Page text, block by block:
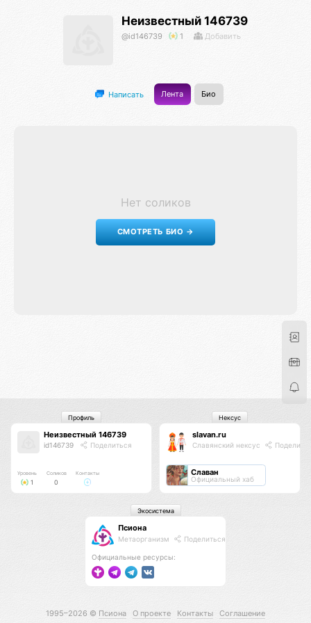
Неизвестный 146739
@id146739 1 Добавить
Написать Лента Био
Нет соликов
СМОТРЕТЬ БИО →
Неизвестный 146739
id146739 Поделиться
Уровень
1
Соликов
0
Контакты
Профиль
slavan.ru
Славянский нексус
Славан
Официальный хаб
Нексус
Псиона
Метаорганизм Поделиться
Официальные ресурсы:
Экосистема
1995–2026 © Псиона О проекте Контакты Соглашение